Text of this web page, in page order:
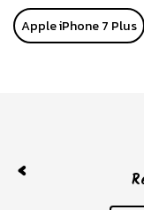
Apple iPhone 7 Plus
Previous